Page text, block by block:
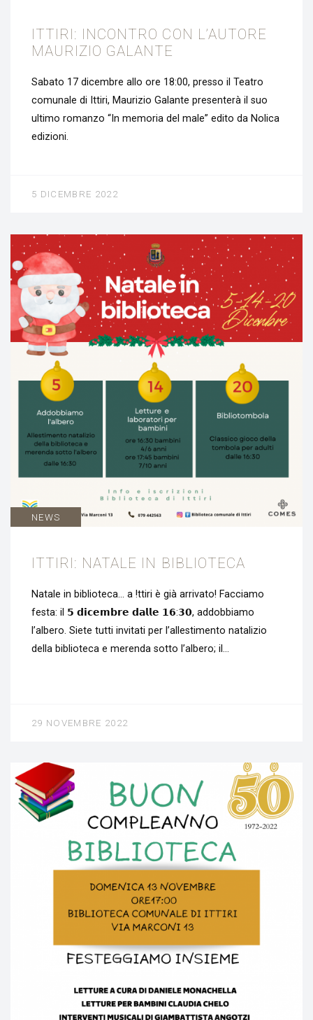
ITTIRI: INCONTRO CON L’AUTORE
MAURIZIO GALANTE
Sabato 17 dicembre allo ore 18:00, presso il Teatro
comunale di Ittiri, Maurizio Galante presenterà il suo
ultimo romanzo “In memoria del male” edito da Nolica
edizioni.
5 DICEMBRE 2022
NEWS
ITTIRI: NATALE IN BIBLIOTECA
Natale in biblioteca… a !ttiri è già arrivato! Facciamo
festa: il 𝟱 𝗱𝗶𝗰𝗲𝗺𝗯𝗿𝗲 𝗱𝗮𝗹𝗹𝗲 𝟭𝟲:𝟯𝟬, addobbiamo
l’albero. Siete tutti invitati per l’allestimento natalizio
della biblioteca e merenda sotto l’albero; il…
29 NOVEMBRE 2022